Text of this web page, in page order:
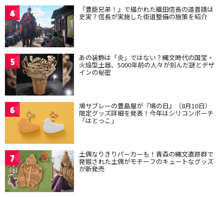
4 『豊臣兄弟！』で描かれた織田信長の道普請は
史実？信長が実施した街道整備の施策を紹介
5 あの装飾は「炎」ではない？縄文時代の国宝・
火焔型土器、5000年前の人々が刻んだ謎とデザ
インの秘密
6 鳩サブレーの豊島屋が『鳩の日』（8月10日）
限定グッズ詳細を発表！今年はシリコンポーチ
「はとっこ」
7 土偶なりきりパーカーも！青森の縄文遺跡群で
発掘された土偶がモチーフのキュートなグッズ
が新発売